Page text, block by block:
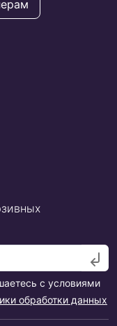
с условиями
обработки данных